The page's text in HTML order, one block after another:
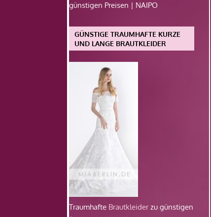
günstigen Preisen | NAIPO
GÜNSTIGE TRAUMHAFTE KURZE
UND LANGE BRAUTKLEIDER
Traumhafte Brautkleiderzu günstigen